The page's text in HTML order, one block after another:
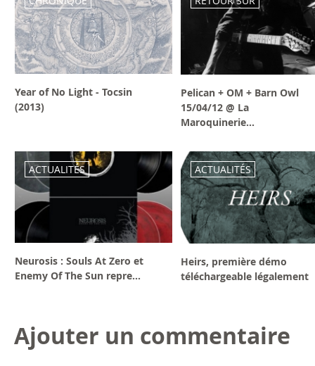
Year of No Light - Tocsin
(2013)
Pelican + OM + Barn Owl
15/04/12 @ La
Maroquinerie...
ACTUALITÉS
Neurosis : Souls At Zero et
Enemy Of The Sun repre...
ACTUALITÉS
Heirs, première démo
téléchargeable légalement
Ajouter un commentaire